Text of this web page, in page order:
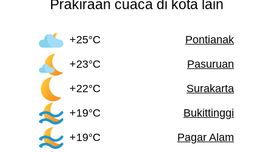
Prakiraan cuaca di kota lain
+25°C
Pontianak
+23°C
Pasuruan
+22°C
Surakarta
+19°C
Bukittinggi
+19°C
Pagar Alam